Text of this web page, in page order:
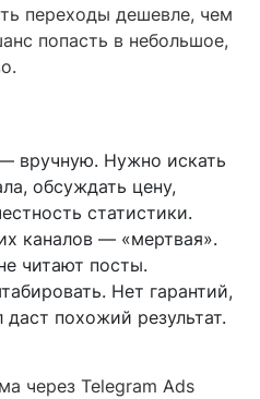
переходы дешевле, чем
попасть в небольшое,
вручную. Нужно искать
обсуждать цену,
статистики.
каналов — «мертвая».
читают посты.
Нет гарантий,
похожий результат.
через Telegram Ads